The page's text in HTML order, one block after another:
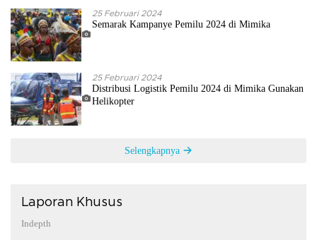
25 Februari 2024
Semarak Kampanye Pemilu 2024 di Mimika
25 Februari 2024
Distribusi Logistik Pemilu 2024 di Mimika Gunakan
Helikopter
Selengkapnya
Laporan Khusus
Indepth